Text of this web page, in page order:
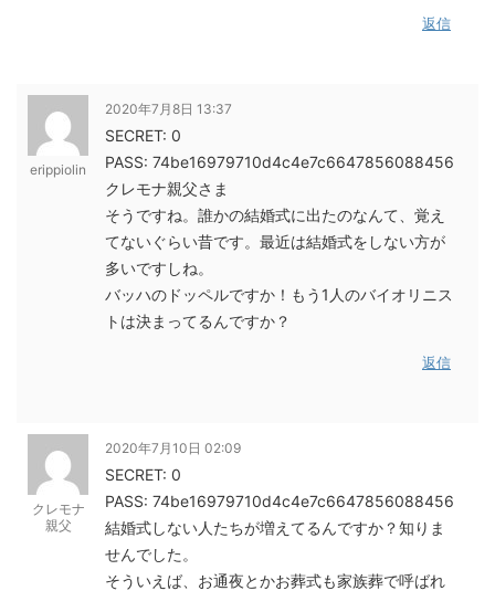
返信
erippiolin
2020年7月8日 13:37
SECRET: 0
PASS: 74be16979710d4c4e7c6647856088456
クレモナ親父さま
そうですね。誰かの結婚式に出たのなんて、覚え
てないぐらい昔です。最近は結婚式をしない方が
多いですしね。
バッハのドッペルですか！もう1人のバイオリニス
トは決まってるんですか？
返信
クレモナ
親父
2020年7月10日 02:09
SECRET: 0
PASS: 74be16979710d4c4e7c6647856088456
結婚式しない人たちが増えてるんですか？知りま
せんでした。
そういえば、お通夜とかお葬式も家族葬で呼ばれ